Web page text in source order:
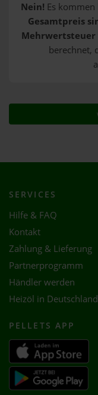
Nein! Es
Gesamtpreis
berechnet,
SERVICES
Hilfe & FAQ
Kontakt
Zahlung & Lieferung
Partnerprogramm
Händler werden
Heizöl in Deutschland
PELLETS APP